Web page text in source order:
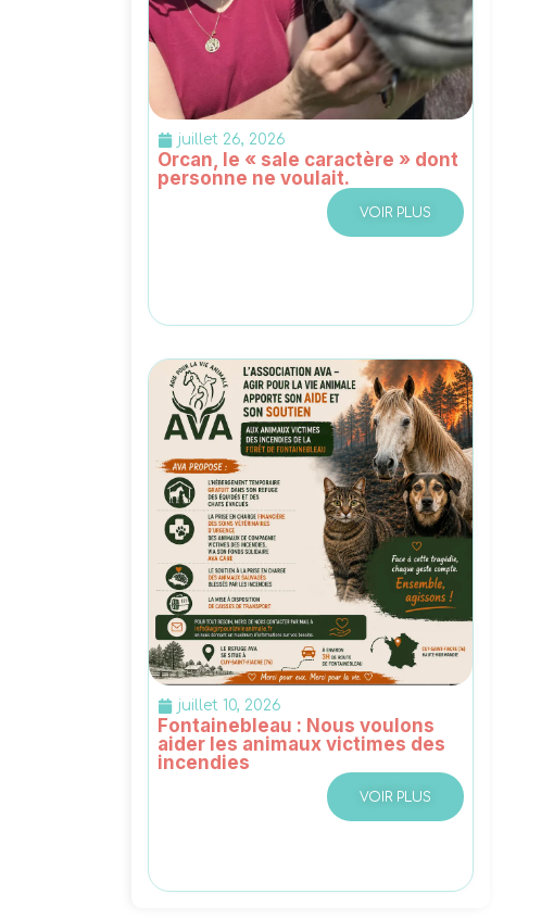
juillet 26, 2026
Orcan, le « sale caractère » dont
personne ne voulait.
VOIR PLUS
juillet 10, 2026
Fontainebleau : Nous voulons
aider les animaux victimes des
incendies
VOIR PLUS